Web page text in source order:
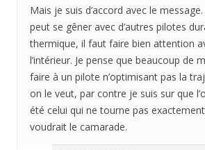
Mais je suis d’accord avec le
peut se gêner avec d’autres pilotes
thermique, il faut faire bien attention
l’intérieur. Je pense que beaucoup de
faire à un pilote n’optimisant pas la
on le veut, par contre je suis sur que
été celui qui ne tourne pas
voudrait le camarade.